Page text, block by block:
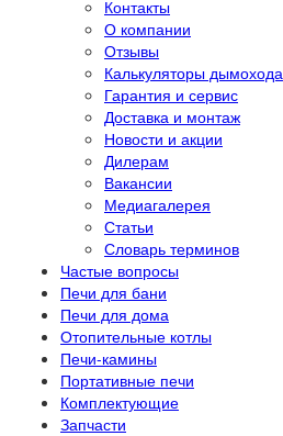
Контакты
О компании
Отзывы
Калькуляторы дымохода
Гарантия и сервис
Доставка и монтаж
Новости и акции
Дилерам
Вакансии
Медиагалерея
Статьи
Словарь терминов
Частые вопросы
Печи для бани
Печи для дома
Отопительные котлы
Печи-камины
Портативные печи
Комплектующие
Запчасти